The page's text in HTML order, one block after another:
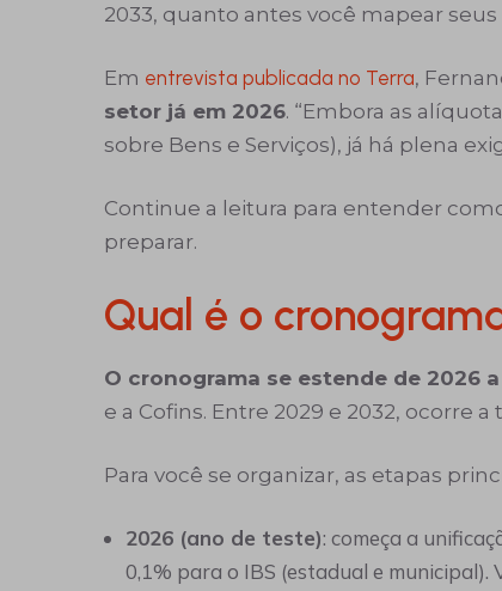
2033, quanto antes você mapear
Em entrevista publicada no Terra,
setor já em 2026. “Embora as
sobre Bens e Serviços), já há plena
Continue a leitura para entender
preparar.
Qual é o
O cronograma se estende de 2026 a
e a Cofins. Entre 2029 e 2032, ocorre
Para você se organizar, as etapas
2026 (ano de teste): começa a
0,1% para o IBS (estadual e municipal).